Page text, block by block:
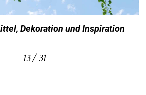
Dekoration und Inspiration
13 / 31